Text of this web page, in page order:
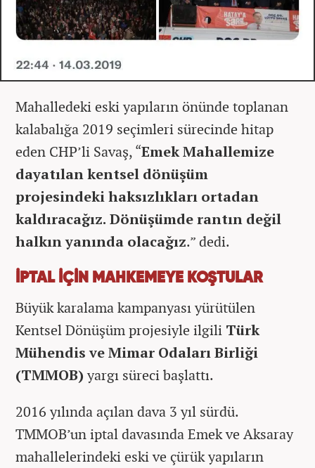
Mahalledeki eski yapıların önünde toplanan
kalabalığa 2019 seçimleri sürecinde hitap
eden CHP’li Savaş, “Emek Mahallemize
dayatılan kentsel dönüşüm
projesindeki haksızlıkları ortadan
kaldıracağız. Dönüşümde rantın değil
halkın yanında olacağız.” dedi.
İPTAL İÇİN MAHKEMEYE KOŞTULAR
Büyük karalama kampanyası yürütülen
Kentsel Dönüşüm projesiyle ilgili Türk
Mühendis ve Mimar Odaları Birliği
(TMMOB)yargı süreci başlattı.
2016 yılında açılan dava 3 yıl sürdü.
TMMOB’un iptal davasında Emek ve Aksaray
mahallelerindeki eski ve çürük yapıların